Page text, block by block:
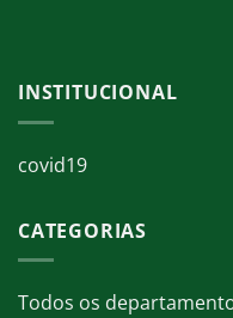
INSTITUCIONAL
covid19
CATEGORIAS
Todos os